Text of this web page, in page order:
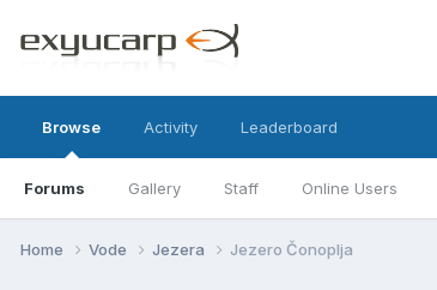
Browse
Forums Gallery Staff Online Users
Activity Leaderboard
Home Vode Jezera Jezero Čonoplja